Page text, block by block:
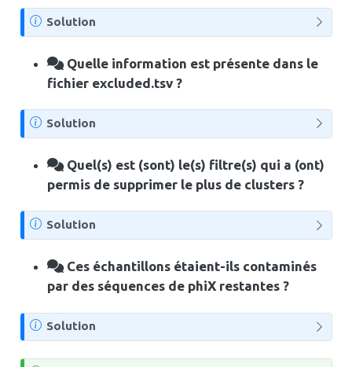
N
o
t
Solution
Quelle information est présente dans le
fichier excluded.tsv ?
N
o
t
Solution
Quel(s) est (sont) le(s) filtre(s) qui a (ont)
permis de supprimer le plus de clusters ?
N
o
t
Solution
Ces échantillons étaient-ils contaminés
par des séquences de phiX restantes ?
N
o
t
Solution